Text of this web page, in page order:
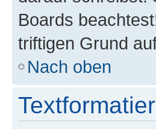
Boards
triftigen Grund
Nach oben